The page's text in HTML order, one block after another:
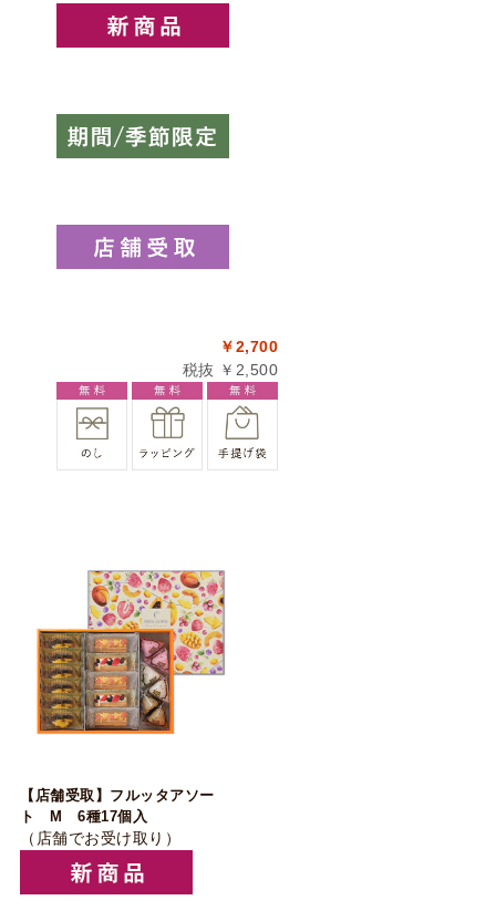
￥2,700
税抜 ￥2,500
【店舗受取】フルッタアソー
ト M 6種17個入
（店舗でお受け取り）